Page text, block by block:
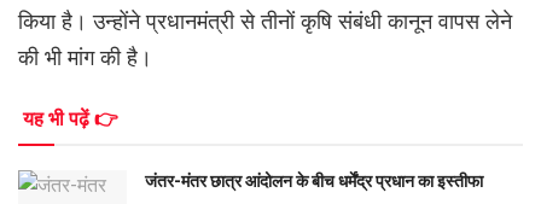
किया है। उन्होंने प्रधानमंत्री से तीनों कृषि संबंधी कानून वापस लेने
की भी मांग की है।
यह भी पढ़ें 👉
जंतर-मंतर छात्र आंदोलन के बीच धर्मेंद्र प्रधान का इस्तीफा